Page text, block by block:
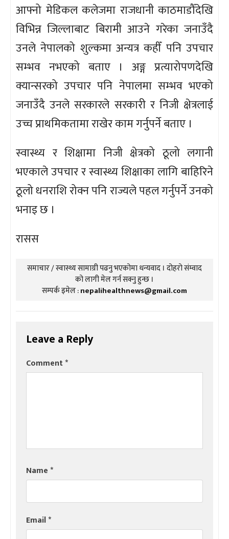
आफ्नो मेडिकल कलेजमा राजधानी काठमाडौँदेखि
विभिन्न जिल्लाबाट बिरामी आउने गरेका जनाउँदै
उनले नेपालको शुल्कमा अन्यत्र कहीँ पनि उपचार
सम्भव नभएको बताए । अङ्ग प्रत्यारोपणदेखि
क्यान्सरको उपचार पनि नेपालमा सम्भव भएको
जनाउँदै उनले सरकारले सरकारी र निजी क्षेत्रलाई
उच्च प्राथमिकतामा राखेर काम गर्नुपर्ने बताए ।
स्वास्थ्य र शिक्षामा निजी क्षेत्रको ठूलो लगानी
भएकाले उपचार र स्वास्थ्य शिक्षाका लागि बाहिरिने
ठूलो धनराशि रोक्न पनि राज्यले पहल गर्नुपर्ने उनको
भनाइ छ ।
रासस
समाचार / स्वास्थ्य सामाग्री पढनु भएकोमा धन्यवाद । दोहरो संम्वाद
को लागी मेल गर्न सक्नु हुन्छ ।
सम्पर्क इमेल :nepalihealthnews@gmail.com
Leave a Reply
Comment*
Name*
Email*